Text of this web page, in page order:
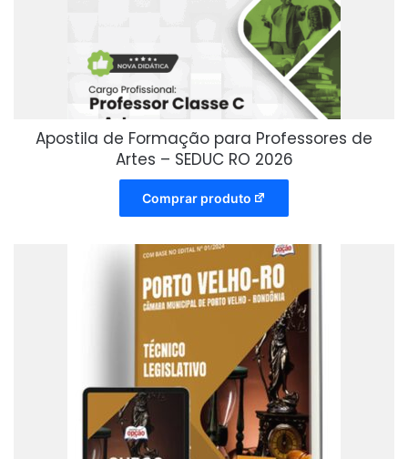
Apostila de Formação para Professores de
Artes – SEDUC RO 2026
Comprar produto